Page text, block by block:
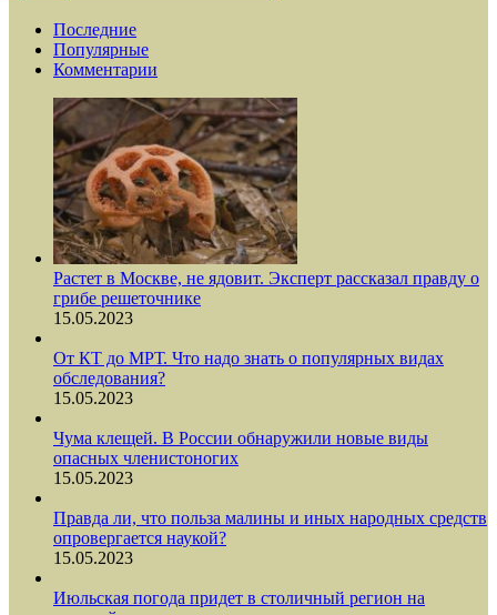
Последние
Популярные
Комментарии
Растет в Москве, не ядовит. Эксперт рассказал правду о
грибе решеточнике
15.05.2023
От КТ до МРТ. Что надо знать о популярных видах
обследования?
15.05.2023
Чума клещей. В России обнаружили новые виды
опасных членистоногих
15.05.2023
Правда ли, что польза малины и иных народных средств
опровергается наукой?
15.05.2023
Июльская погода придет в столичный регион на